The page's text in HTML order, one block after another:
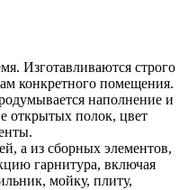
Изготавливаются строго
конкретного помещения.
наполнение и
открытых полок, цвет
а из сборных элементов,
гарнитура, включая
мойку, плиту,